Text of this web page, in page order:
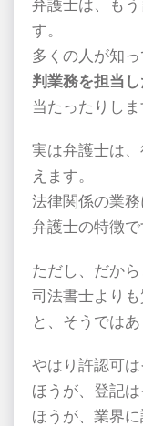
弁護士は、も
す。
多くの人が知っ
判業務を担当
当たったりしま
実は弁護士は
えます。
法律関係の業
弁護士の特徴で
ただし、だか
司法書士より
と、そうではあ
やはり許認可
ほうが、登記
ほうが、業界